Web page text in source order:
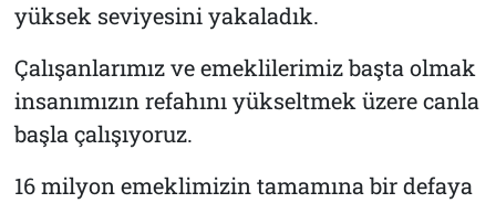
yüksek seviyesini yakaladık.
Çalışanlarımız ve emeklilerimiz başta olmak
insanımızın refahını yükseltmek üzere canla
başla çalışıyoruz.
16 milyon emeklimizin tamamına bir defaya